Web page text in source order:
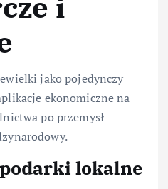
i
jako pojedynczy
ekonomiczne na
po przemysł
lokalne